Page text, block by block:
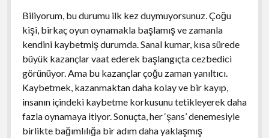
Biliyorum, bu durumu ilk kez duymuyorsunuz. Çoğu
kişi, birkaç oyun oynamakla başlamış ve zamanla
kendini kaybetmiş durumda. Sanal kumar, kısa sürede
büyük kazançlar vaat ederek başlangıçta cezbedici
görünüyor. Ama bu kazançlar çoğu zaman yanıltıcı.
Kaybetmek, kazanmaktan daha kolay ve bir kayıp,
insanın içindeki kaybetme korkusunu tetikleyerek daha
fazla oynamaya itiyor. Sonuçta, her ‘şans’ denemesiyle
birlikte bağımlılığa bir adım daha yaklaşmış